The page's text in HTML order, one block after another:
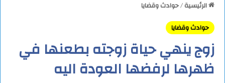
الرئيسية/حوادث وقضايا
حوادث وقضايا
زوج ينهي حياة زوجته بطعنها في
ظهرها لرفضها العودة اليه